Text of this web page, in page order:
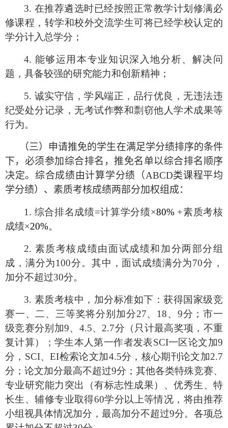
3. 在推荐遴选时已经按照正常教学计划修满必
修课程，转学和校外交流学生可将已经学校认定的
学分计入总学分；
4. 能够运用本专业知识深入地分析、解决问
题，具备较强的研究能力和创新精神；
5. 诚实守信，学风端正，品行优良，无违法违
纪受处分记录，无考试作弊和剽窃他人学术成果等
行为。
（三）申请推免的学生在满足学分绩排序的条件
下，必须参加综合排名，推免名单以综合排名顺序
决定。综合成绩由计算学分绩（ABCD类课程平均
学分绩）、素质考核成绩两部分加权组成：
1. 综合排名成绩=计算学分绩×80% +素质考核
成绩×20%。
2. 素质考核成绩由面试成绩和加分两部分组
成，满分为100分。其中，面试成绩满分为70分，
加分不超过30分。
3. 素质考核中，加分标准如下：获得国家级竞
赛一、二、三等奖将分别加分27、 18、 9分；市一
级竞赛分别加9、 4.5、 2.7分（只计最高奖项，不重
复计算）；学生本人第一作者发表SCI一区论文加9
分， SCI、EI检索论文加4.5分，核心期刊论文加2.7
分；论文加分最高不超过9分；其他各类特殊竞赛、
专业研究能力突出（有标志性成果）、优秀生、特
长生、辅修专业取得60学分以上等情况，将由推荐
小组视具体情况加分，最高加分不超过9分。各项总